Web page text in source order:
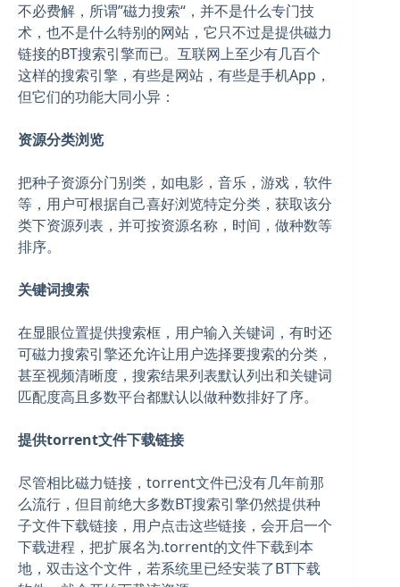
不必费解，所谓”磁力搜索“，并不是什么专门技
术，也不是什么特别的网站，它只不过是提供磁力
链接的BT搜索引擎而已。互联网上至少有几百个
这样的搜索引擎，有些是网站，有些是手机App，
但它们的功能大同小异：
资源分类浏览
把种子资源分门别类，如电影，音乐，游戏，软件
等，用户可根据自己喜好浏览特定分类，获取该分
类下资源列表，并可按资源名称，时间，做种数等
排序。
关键词搜索
在显眼位置提供搜索框，用户输入关键词，有时还
可磁力搜索引擎还允许让用户选择要搜索的分类，
甚至视频清晰度，搜索结果列表默认列出和关键词
匹配度高且多数平台都默认以做种数排好了序。
提供torrent文件下载链接
尽管相比磁力链接，torrent文件已没有几年前那
么流行，但目前绝大多数BT搜索引擎仍然提供种
子文件下载链接，用户点击这些链接，会开启一个
下载进程，把扩展名为.torrent的文件下载到本
地，双击这个文件，若系统里已经安装了BT下载